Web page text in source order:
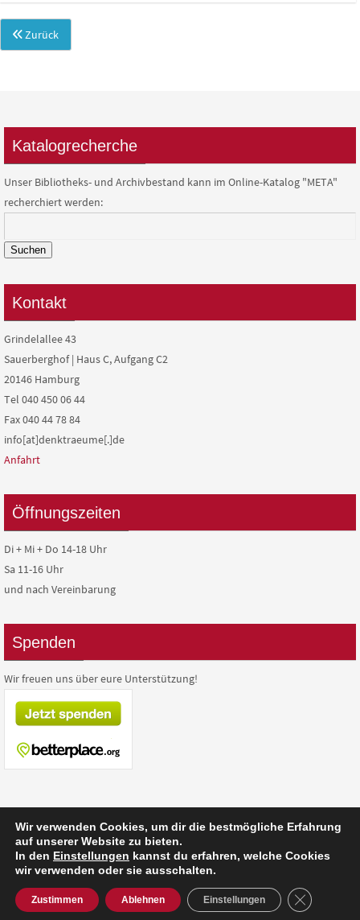
Zurück
Katalogrecherche
Unser Bibliotheks- und Archivbestand kann im Online-Katalog "META"
recherchiert werden:
Suchen
Kontakt
Grindelallee 43
Sauerberghof | Haus C, Aufgang C2
20146 Hamburg
Tel 040 450 06 44
Fax 040 44 78 84
info[at]denktraeume[.]de
Anfahrt
Öffnungszeiten
Di + Mi + Do 14-18 Uhr
Sa 11-16 Uhr
und nach Vereinbarung
Spenden
Wir freuen uns über eure Unterstützung!
Präsentiert vonNirvana&WordPress.
Wir verwenden Cookies, um dir die bestmögliche Erfahrung
auf unserer Website zu bieten.
In den Einstellungen kannst du erfahren, welche Cookies
wir verwenden oder sie ausschalten.
Zustimmen Ablehnen Einstellungen GDPR